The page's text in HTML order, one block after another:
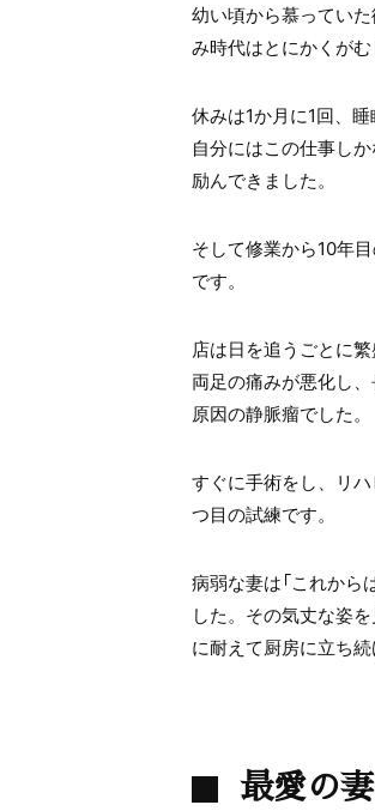
幼い頃から慕ってい
み時代はとにかくがむ
休みは1か月に1回、
自分にはこの仕事し
励んできました。
そして修業から10年
です。
店は日を追うごとに
両足の痛みが悪化し
原因の静脈瘤でした。
すぐに手術をし、リ
つ目の試練です。
病弱な妻は「これか
した。その気丈な姿
に耐えて厨房に立ち続
最愛の